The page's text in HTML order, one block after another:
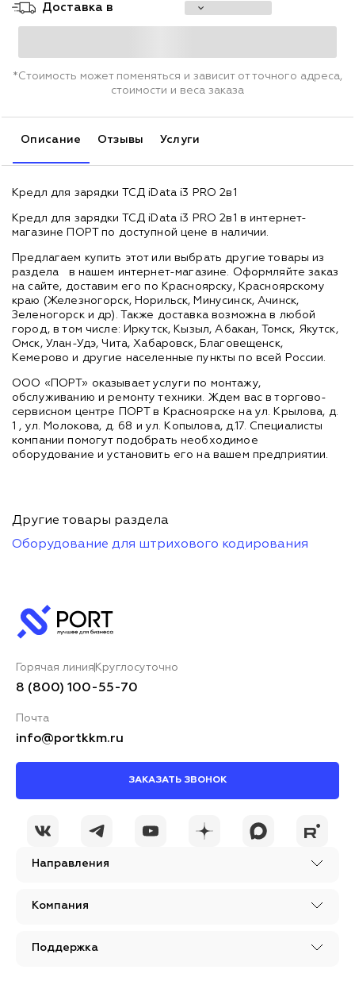
Доставка в
*Стоимость может поменяться и зависит от точного адреса,
стоимости и веса заказа
Описание Отзывы Услуги
Кредл для зарядки ТСД iData i3 PRO 2в1
Кредл для зарядки ТСД iData i3 PRO 2в1 в интернет-
магазине ПОРТ по доступной цене в наличии.
Предлагаем купить этот или выбрать другие товары из
раздела
в нашем интернет-магазине. Оформляйте заказ
на сайте, доставим его по Красноярску, Красноярскому
краю (Железногорск, Норильск, Минусинск, Ачинск,
Зеленогорск и др). Также доставка возможна в любой
город, в том числе: Иркутск, Кызыл, Абакан, Томск, Якутск,
Омск, Улан-Удэ, Чита, Хабаровск, Благовещенск,
Кемерово и другие населенные пункты по всей России.
ООО «ПОРТ» оказывает услуги по монтажу,
обслуживанию и ремонту техники. Ждем вас в торгово-
сервисном центре ПОРТ в Красноярске на ул. Крылова, д.
1 , ул. Молокова, д. 68 и ул. Копылова, д.17. Специалисты
компании помогут подобрать необходимое
оборудование и установить его на вашем предприятии.
Другие товары раздела
Оборудование для штрихового кодирования
Направления
Компания
Поддержка
Горячая линия Круглосуточно
8 (800) 100-55-70
Почта
info@portkkm.ru
ЗАКАЗАТЬ ЗВОНОК